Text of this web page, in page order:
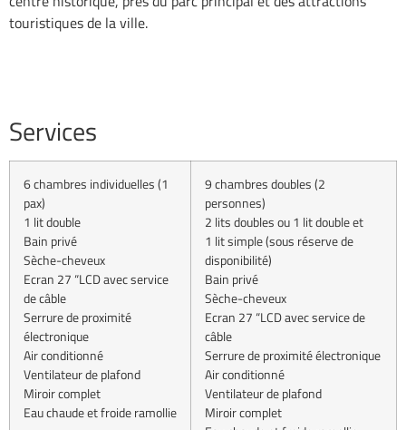
touristiques de la ville.
Services
6 chambres individuelles (1
pax)
1 lit double
Bain privé
Sèche-cheveux
Ecran 27 “LCD avec service
de câble
Serrure de proximité
électronique
Air conditionné
Ventilateur de plafond
Miroir complet
Eau chaude et froide ramollie
9 chambres doubles (2
personnes)
2 lits doubles ou 1 lit double et
1 lit simple (sous réserve de
disponibilité)
Bain privé
Sèche-cheveux
Ecran 27 “LCD avec service de
câble
Serrure de proximité électronique
Air conditionné
Ventilateur de plafond
Miroir complet